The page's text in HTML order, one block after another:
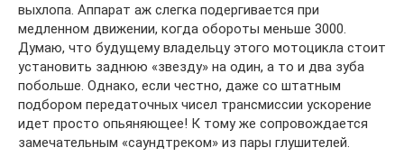
выхлопа. Аппарат аж слегка подергивается при
медленном движении, когда обороты меньше 3000.
Думаю, что будущему владельцу этого мотоцикла стоит
установить заднюю «звезду» на один, а то и два зуба
побольше. Однако, если честно, даже со штатным
подбором передаточных чисел трансмиссии ускорение
идет просто опьяняющее! К тому же сопровождается
замечательным «саундтреком» из пары глушителей.